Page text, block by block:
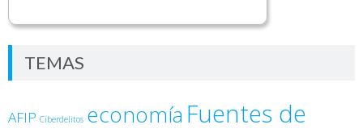
TEMAS
AFIP Ciberdelitos economía Fuentes de